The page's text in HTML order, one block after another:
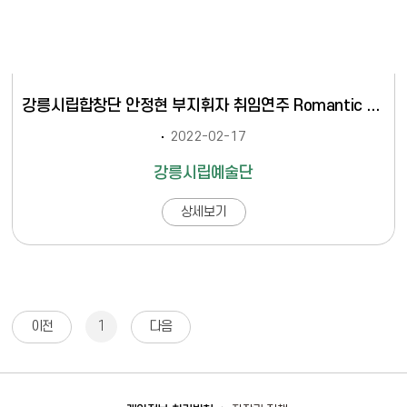
강릉시립합창단 안정현 부지휘자 취임연주 Romantic concert
2022-02-17
강릉시립예술단
상세보기
이전 1 다음